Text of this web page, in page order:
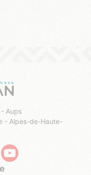
Aups
- Alpes-de-Haute-